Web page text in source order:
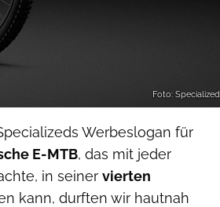
Foto: Specialized
Werbeslogan für
E-MTB, das mit jeder
in seiner vierten
kann, durften wir hautnah